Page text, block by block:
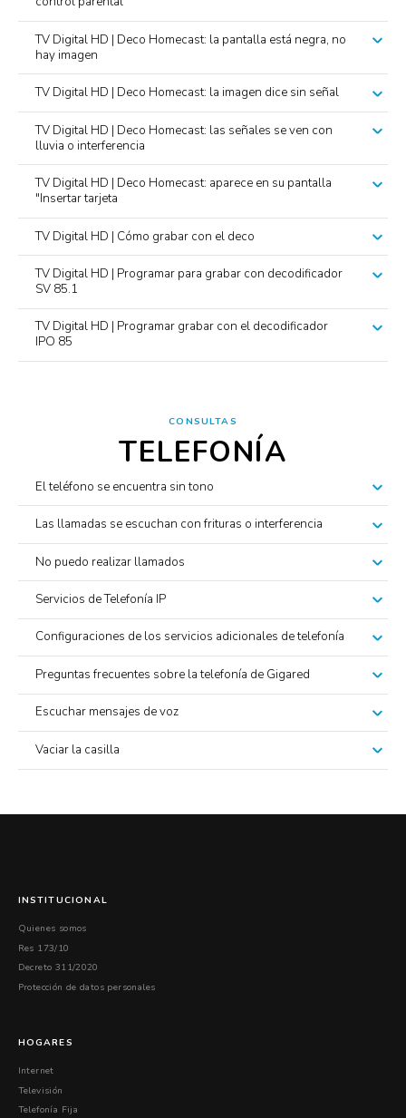
TV Digital HD | Deco Homecast: la pantalla está negra, no
hay imagen
TV Digital HD | Deco Homecast: la imagen dice sin señal
TV Digital HD | Deco Homecast: las señales se ven con
lluvia o interferencia
TV Digital HD | Deco Homecast: aparece en su pantalla
"Insertar tarjeta
TV Digital HD | Cómo grabar con el deco
TV Digital HD | Programar para grabar con decodificador
SV 85.1
TV Digital HD | Programar grabar con el decodificador
IPO 85
CONSULTAS
TELEFONÍA
El teléfono se encuentra sin tono
Las llamadas se escuchan con frituras o interferencia
No puedo realizar llamados
Servicios de Telefonía IP
Configuraciones de los servicios adicionales de telefonía
Preguntas frecuentes sobre la telefonía de Gigared
Escuchar mensajes de voz
Vaciar la casilla
INSTITUCIONAL
Quienes somos
Res 173/10
Decreto 311/2020
Protección de datos personales
HOGARES
Internet
Televisión
Telefonía Fija